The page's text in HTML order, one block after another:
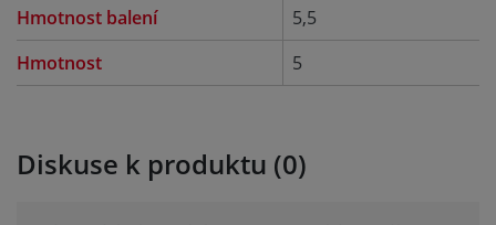
Hmotnost balení
5,5
Hmotnost
5
Diskuse k produktu (0)